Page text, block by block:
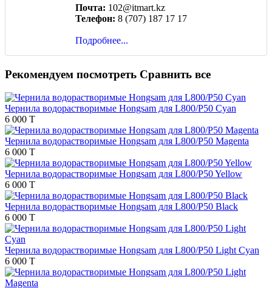
Почта: 102@itmart.kz
Телефон: 8 (707) 187 17 17
Подробнее...
Рекомендуем посмотреть Сравнить все
Чернила водорастворимые Hongsam для L800/P50 Cyan
6 000 T
Чернила водорастворимые Hongsam для L800/P50 Magenta
6 000 T
Чернила водорастворимые Hongsam для L800/P50 Yellow
6 000 T
Чернила водорастворимые Hongsam для L800/P50 Black
6 000 T
Чернила водорастворимые Hongsam для L800/P50 Light Cyan
6 000 T